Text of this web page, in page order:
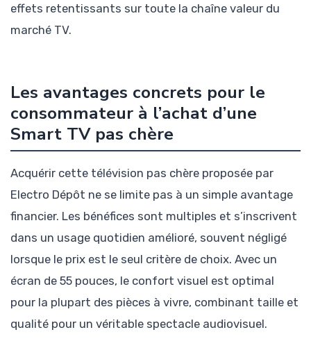
effets retentissants sur toute la chaîne valeur du
marché TV.
Les avantages concrets pour le
consommateur à l’achat d’une
Smart TV pas chère
Acquérir cette télévision pas chère proposée par
Electro Dépôt ne se limite pas à un simple avantage
financier. Les bénéfices sont multiples et s’inscrivent
dans un usage quotidien amélioré, souvent négligé
lorsque le prix est le seul critère de choix. Avec un
écran de 55 pouces, le confort visuel est optimal
pour la plupart des pièces à vivre, combinant taille et
qualité pour un véritable spectacle audiovisuel.